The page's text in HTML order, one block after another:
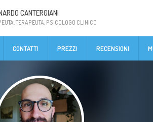
CANTERGIANI
TERAPEUTA, PSICOLOGO CLINICO
CONTATTI PREZZI RECENSIONI